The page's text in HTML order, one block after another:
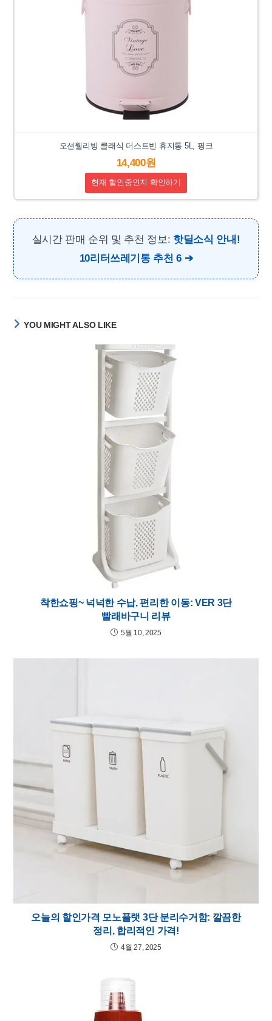
오션웰리빙 클래식 더스트빈 휴지통 5L, 핑크
14,400원
현재 할인중인지 확인하기
실시간 판매 순위 및 추천 정보: 핫딜소식 안내!
10리터쓰레기통 추천 6
YOU MIGHT ALSO LIKE
착한쇼핑~ 넉넉한 수납, 편리한 이동: VER 3단
빨래바구니 리뷰
5월 10, 2025
오늘의 할인가격 모노플랫 3단 분리수거함: 깔끔한
정리, 합리적인 가격!
4월 27, 2025